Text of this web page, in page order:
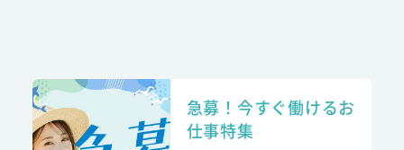
急募！今すぐ働けるお
仕事特集